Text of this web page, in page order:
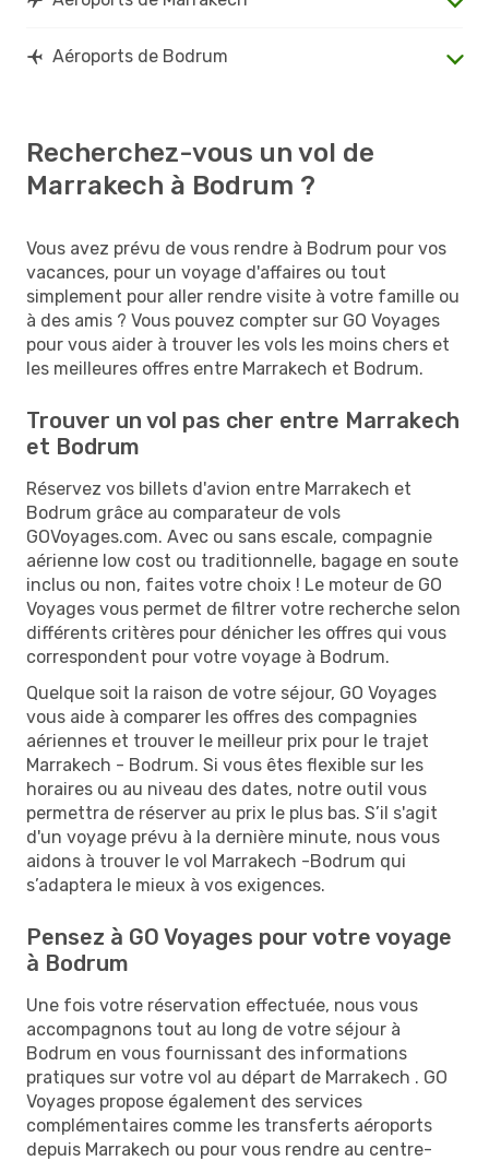
Aéroports de Bodrum
Recherchez-vous un vol de
Marrakech à Bodrum ?
Vous avez prévu de vous rendre à Bodrum pour vos
vacances, pour un voyage d'affaires ou tout
simplement pour aller rendre visite à votre famille ou
à des amis ? Vous pouvez compter sur GO Voyages
pour vous aider à trouver les vols les moins chers et
les meilleures offres entre Marrakech et Bodrum.
Trouver un vol pas cher entre Marrakech
et Bodrum
Réservez vos billets d'avion entre Marrakech et
Bodrum grâce au comparateur de vols
GOVoyages.com. Avec ou sans escale, compagnie
aérienne low cost ou traditionnelle, bagage en soute
inclus ou non, faites votre choix ! Le moteur de GO
Voyages vous permet de filtrer votre recherche selon
différents critères pour dénicher les offres qui vous
correspondent pour votre voyage à Bodrum.
Quelque soit la raison de votre séjour, GO Voyages
vous aide à comparer les offres des compagnies
aériennes et trouver le meilleur prix pour le trajet
Marrakech - Bodrum. Si vous êtes flexible sur les
horaires ou au niveau des dates, notre outil vous
permettra de réserver au prix le plus bas. S’il s'agit
d'un voyage prévu à la dernière minute, nous vous
aidons à trouver le vol Marrakech -Bodrum qui
s’adaptera le mieux à vos exigences.
Pensez à GO Voyages pour votre voyage
à Bodrum
Une fois votre réservation effectuée, nous vous
accompagnons tout au long de votre séjour à
Bodrum en vous fournissant des informations
pratiques sur votre vol au départ de Marrakech . GO
Voyages propose également des services
complémentaires comme les transferts aéroports
depuis Marrakech ou pour vous rendre au centre-